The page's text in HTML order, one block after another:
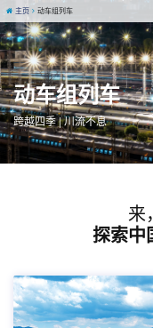
动车组列车
跨越四季 | 川流不息
主页 动车组列车
来
探索中